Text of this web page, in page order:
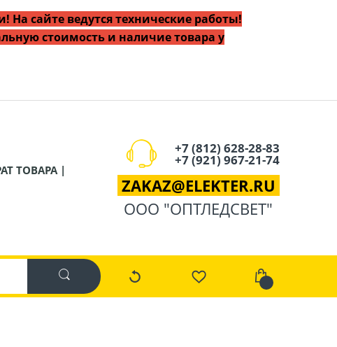
На сайте ведутся технические работы!
стоимость и наличие товара у
ТОВАРА |
+7 (812) 628-28-83
+7 (921) 967-21-74
ZAKAZ@ELEKTER.RU
ООО "ОПТЛЕДСВЕТ"